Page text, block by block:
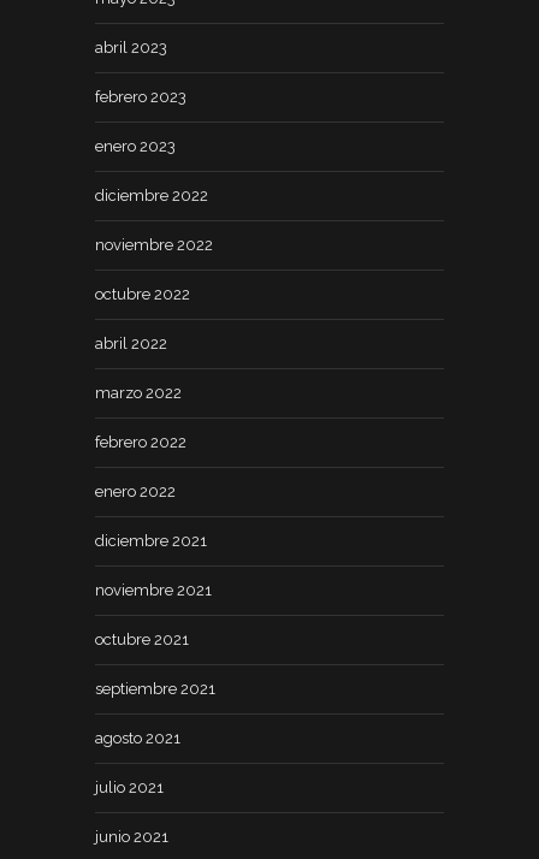
abril 2023
febrero 2023
enero 2023
diciembre 2022
noviembre 2022
octubre 2022
abril 2022
marzo 2022
febrero 2022
enero 2022
diciembre 2021
noviembre 2021
octubre 2021
septiembre 2021
agosto 2021
julio 2021
junio 2021